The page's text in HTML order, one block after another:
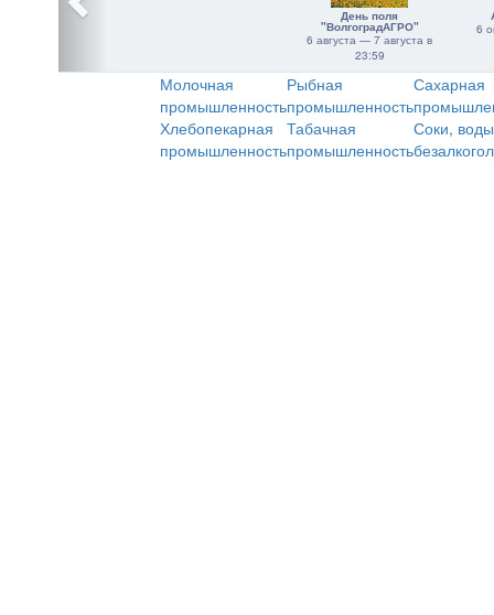
День поля
"ВолгоградАГРО"
6 августа — 7 августа в
23:59
6
Молочная
промышленность
Рыбная
промышленность
Сахарная
Хлебопекарная
промышленность
Табачная
промышленность
Соки,